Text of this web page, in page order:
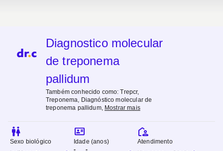
Diagnostico molecular
de treponema
pallidum
Também conhecido como:Trepcr,
Treponema, Diagnóstico molecular de
treponema pallidum, Mostrar mais
Sexo biológico
Idade (anos)
-
-
Atendimento